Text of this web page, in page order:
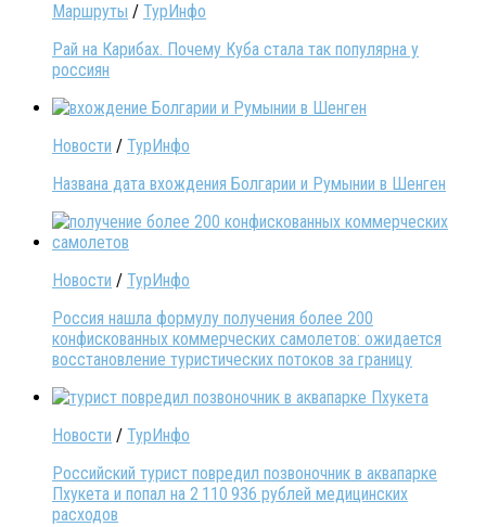
Маршруты / ТурИнфо
Рай на Карибах. Почему Куба стала так популярна у
россиян
Новости / ТурИнфо
Названа дата вхождения Болгарии и Румынии в Шенген
Новости / ТурИнфо
Россия нашла формулу получения более 200
конфискованных коммерческих самолетов: ожидается
восстановление туристических потоков за границу
Новости / ТурИнфо
Российский турист повредил позвоночник в аквапарке
Пхукета и попал на 2 110 936 рублей медицинских
расходов